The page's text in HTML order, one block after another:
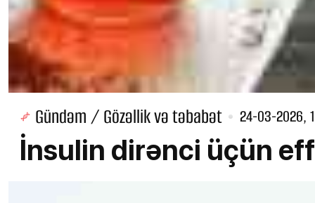
Gündəm / Gözəllik və təbabət 24-03-2026,
İnsulin dirənci üçün